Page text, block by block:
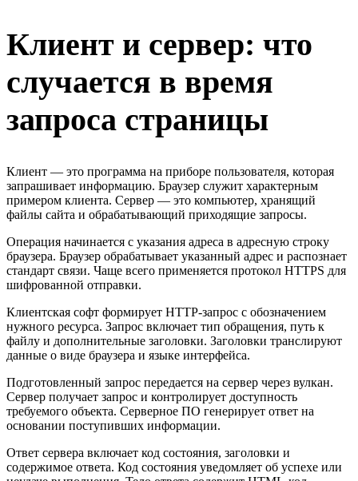
Клиент и сервер: что
случается в время
запроса страницы
Клиент — это программа на приборе пользователя, которая
запрашивает информацию. Браузер служит характерным
примером клиента. Сервер — это компьютер, хранящий
файлы сайта и обрабатывающий приходящие запросы.
Операция начинается с указания адреса в адресную строку
браузера. Браузер обрабатывает указанный адрес и распознает
стандарт связи. Чаще всего применяется протокол HTTPS для
шифрованной отправки.
Клиентская софт формирует HTTP-запрос с обозначением
нужного ресурса. Запрос включает тип обращения, путь к
файлу и дополнительные заголовки. Заголовки транслируют
данные о виде браузера и языке интерфейса.
Подготовленный запрос передается на сервер через вулкан.
Сервер получает запрос и контролирует доступность
требуемого объекта. Серверное ПО генерирует ответ на
основании поступивших информации.
Ответ сервера включает код состояния, заголовки и
содержимое ответа. Код состояния уведомляет об успехе или